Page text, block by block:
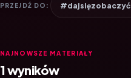
PRZEJDŹ DO: #dajsięzobaczyć
NAJNOWSZE MATERIAŁY
1 wyników